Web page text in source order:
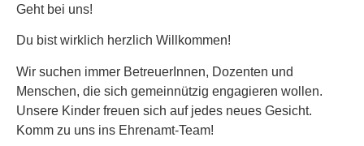
Geht bei uns!
Du bist wirklich herzlich Willkommen!
Wir suchen immer BetreuerInnen, Dozenten und
Menschen, die sich gemeinnützig engagieren wollen.
Unsere Kinder freuen sich auf jedes neues Gesicht.
Komm zu uns ins Ehrenamt-Team!